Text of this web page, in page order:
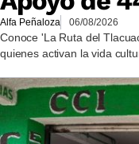
Alfa Peñaloza 06/08/2026
Conoce 'La Ruta del
quienes activan la vida